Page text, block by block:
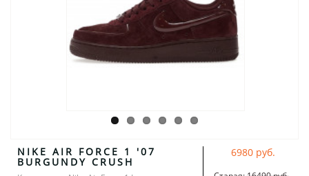
NIKE AIR FORCE 1 '07
BURGUNDY CRUSH
6980 руб.